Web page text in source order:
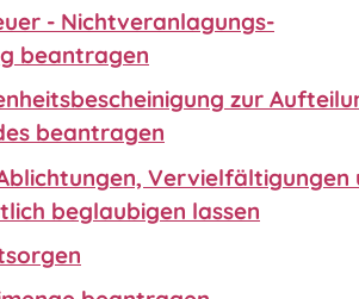
- Nichtveranlagungs-
beantragen
zur
beantragen
Vervielfältigungen
beglaubigen lassen